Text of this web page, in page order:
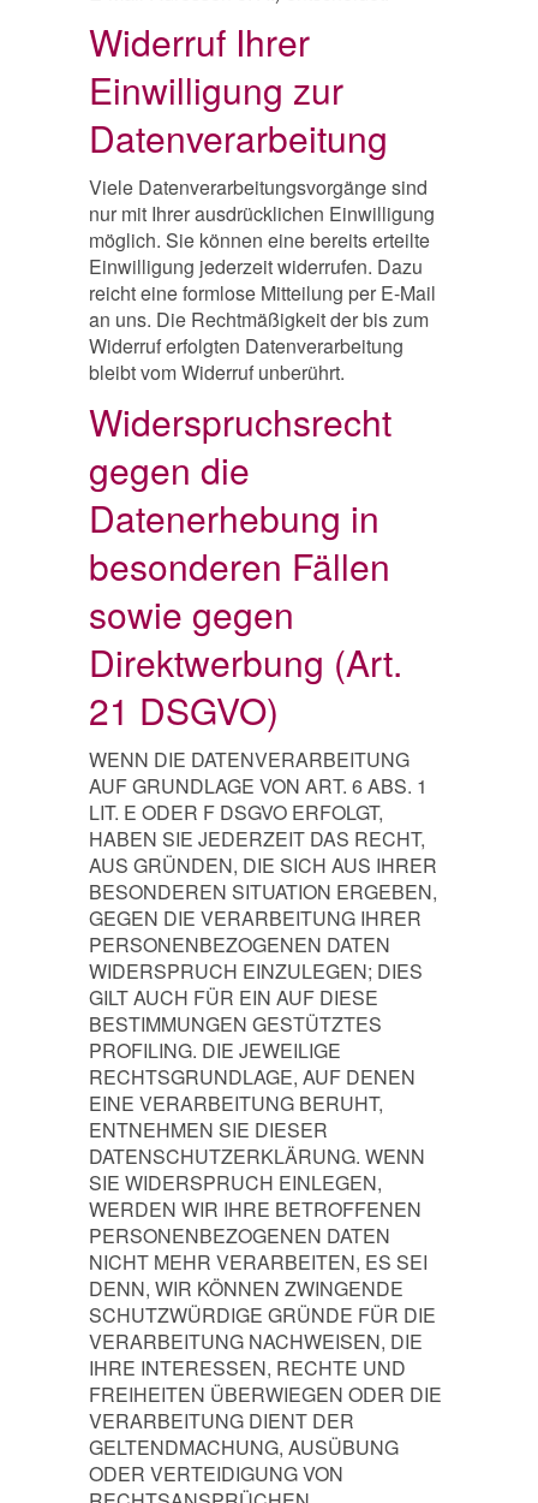
Widerruf Ihrer
Einwilligung zur
Datenverarbeitung
Viele Datenverarbeitungsvorgänge sind
nur mit Ihrer ausdrücklichen Einwilligung
möglich. Sie können eine bereits erteilte
Einwilligung jederzeit widerrufen. Dazu
reicht eine formlose Mitteilung per E-Mail
an uns. Die Rechtmäßigkeit der bis zum
Widerruf erfolgten Datenverarbeitung
bleibt vom Widerruf unberührt.
Widerspruchsrecht
gegen die
Datenerhebung in
besonderen Fällen
sowie gegen
Direktwerbung (Art.
21 DSGVO)
WENN DIE DATENVERARBEITUNG
AUF GRUNDLAGE VON ART. 6 ABS. 1
LIT. E ODER F DSGVO ERFOLGT,
HABEN SIE JEDERZEIT DAS RECHT,
AUS GRÜNDEN, DIE SICH AUS IHRER
BESONDEREN SITUATION ERGEBEN,
GEGEN DIE VERARBEITUNG IHRER
PERSONENBEZOGENEN DATEN
WIDERSPRUCH EINZULEGEN; DIES
GILT AUCH FÜR EIN AUF DIESE
BESTIMMUNGEN GESTÜTZTES
PROFILING. DIE JEWEILIGE
RECHTSGRUNDLAGE, AUF DENEN
EINE VERARBEITUNG BERUHT,
ENTNEHMEN SIE DIESER
DATENSCHUTZERKLÄRUNG. WENN
SIE WIDERSPRUCH EINLEGEN,
WERDEN WIR IHRE BETROFFENEN
PERSONENBEZOGENEN DATEN
NICHT MEHR VERARBEITEN, ES SEI
DENN, WIR KÖNNEN ZWINGENDE
SCHUTZWÜRDIGE GRÜNDE FÜR DIE
VERARBEITUNG NACHWEISEN, DIE
IHRE INTERESSEN, RECHTE UND
FREIHEITEN ÜBERWIEGEN ODER DIE
VERARBEITUNG DIENT DER
GELTENDMACHUNG, AUSÜBUNG
ODER VERTEIDIGUNG VON